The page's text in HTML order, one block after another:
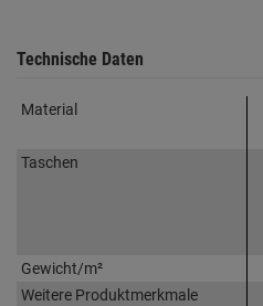
Technische Daten
Material
Taschen
Gewicht/m²
Weitere Produktmerkmale